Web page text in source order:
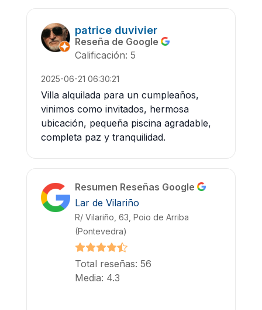
patrice duvivier
Reseña de Google
Calificación: 5
2025-06-21 06:30:21
Villa alquilada para un cumpleaños,
vinimos como invitados, hermosa
ubicación, pequeña piscina agradable,
completa paz y tranquilidad.
Resumen Reseñas Google
Lar de Vilariño
R/ Vilariño, 63, Poio de Arriba
(Pontevedra)
Total reseñas: 56
Media: 4.3